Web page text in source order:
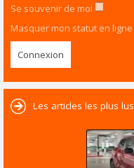
Se souvenir de moi
Masquer mon statut en
Les articles les plus lus